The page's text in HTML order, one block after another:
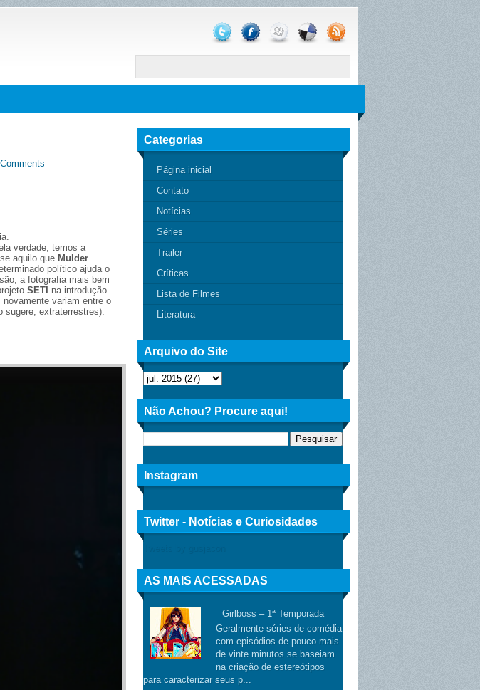
verdade, temos a
aquilo que Mulder
político ajuda o
a fotografia mais bem
SETI na introdução
variam entre o
sugere, extraterrestres).
Categorias
Página inicial
Contato
Notícias
Séries
Trailer
Críticas
Lista de Filmes
Literatura
Arquivo do Site
Não Achou? Procure aqui!
Instagram
Twitter - Notícias e Curiosidades
AS MAIS ACESSADAS
Girlboss – 1ª Temporada
Geralmente séries de comédia
com episódios de pouco mais
de vinte minutos se baseiam
na criação de estereótipos
para caracterizar seus p...